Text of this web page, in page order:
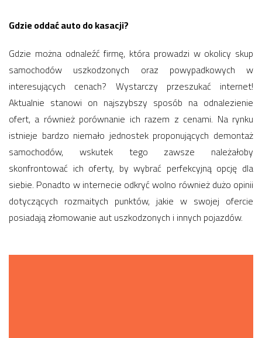
Gdzie oddać auto do kasacji?
Gdzie można odnaleźć firmę, która prowadzi w okolicy skup
samochodów uszkodzonych oraz powypadkowych w
interesujących cenach? Wystarczy przeszukać internet!
Aktualnie stanowi on najszybszy sposób na odnalezienie
ofert, a również porównanie ich razem z cenami. Na rynku
istnieje bardzo niemało jednostek proponujących demontaż
samochodów, wskutek tego zawsze należałoby
skonfrontować ich oferty, by wybrać perfekcyjną opcję dla
siebie. Ponadto w internecie odkryć wolno również dużo opinii
dotyczących rozmaitych punktów, jakie w swojej ofercie
posiadają złomowanie aut uszkodzonych i innych pojazdów.